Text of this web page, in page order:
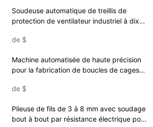
Soudeuse automatique de treillis de
protection de ventilateur industriel à dix
pour la fabrication de treillis de haute
de $
Machine automatisée de haute précision
pour la fabrication de boucles de cages
efficace de fabrication de fixations
pour animaux de compagnie
de $
Plieuse de fils de 3 à 8 mm avec soudage
bout à bout par résistance électrique pour